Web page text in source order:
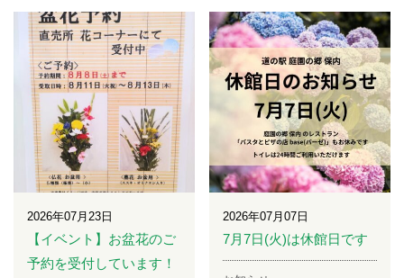
2026年07月23日
【イベント】お盆花のご
予約を受付しています！
2026年07月07日
7月7日(火)は休館日です